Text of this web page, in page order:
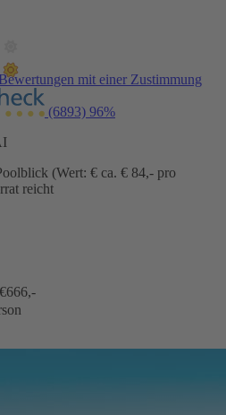
mit einer Zustimmung
(6893) 96%
(Wert: € ca. € 84,- pro
reicht
666,-